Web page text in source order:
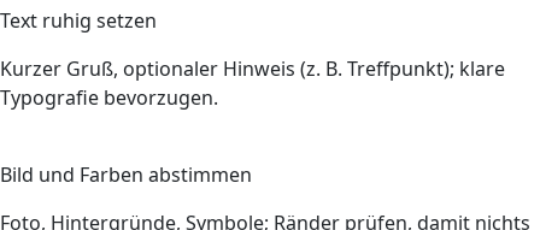
Text ruhig setzen
Kurzer Gruß, optionaler Hinweis (z. B. Treffpunkt); klare
Typografie bevorzugen.
Bild und Farben abstimmen
Foto, Hintergründe, Symbole; Ränder prüfen, damit nichts